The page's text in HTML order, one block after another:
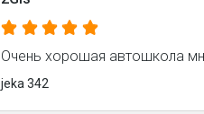
Очень хорошая автошкола
jeka 342